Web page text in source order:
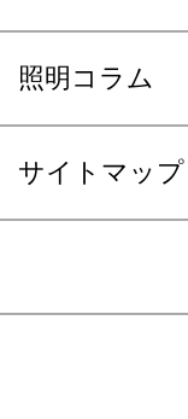
照明コラム
サイトマップ